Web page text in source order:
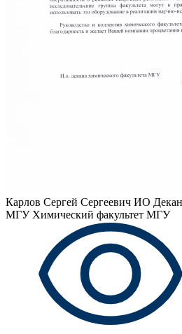
Карлов Сергей Сергеевич ИО
МГУ Химический факультет МГУ